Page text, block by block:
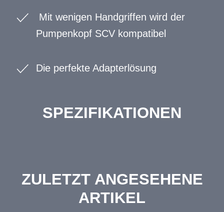
Mit wenigen Handgriffen wird der
Pumpenkopf SCV kompatibel
Die perfekte Adapterlösung
SPEZIFIKATIONEN
ZULETZT ANGESEHENE
ARTIKEL